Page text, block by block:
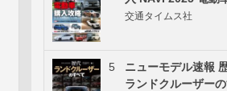
交通タイムス社
5
ニューモデル速報
ランドクルーザー